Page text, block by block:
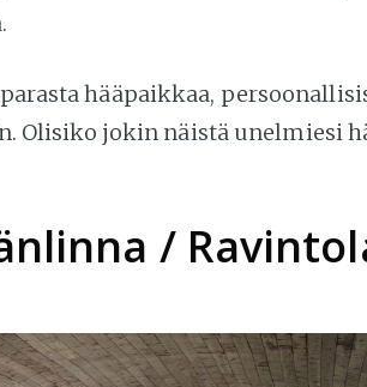
hääpaikkaa,
jokin näistä unelmiesi
/